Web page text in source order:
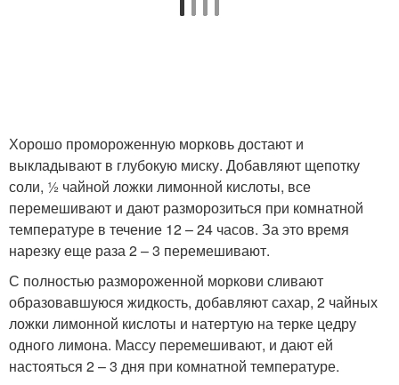
Хорошо промороженную морковь достают и
выкладывают в глубокую миску. Добавляют щепотку
соли, ½ чайной ложки лимонной кислоты, все
перемешивают и дают разморозиться при комнатной
температуре в течение 12 – 24 часов. За это время
нарезку еще раза 2 – 3 перемешивают.
С полностью размороженной моркови сливают
образовавшуюся жидкость, добавляют сахар, 2 чайных
ложки лимонной кислоты и натертую на терке цедру
одного лимона. Массу перемешивают, и дают ей
настояться 2 – 3 дня при комнатной температуре.